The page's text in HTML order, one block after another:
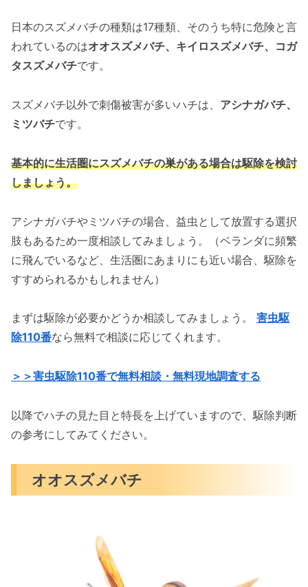
日本のスズメバチの種類は17種類、そのうち特に危険と言
われているのはオオスズメバチ、キイロスズメバチ、コガ
タスズメバチです。
スズメバチ以外で刺傷被害が多いハチは、 アシナガバチ、
ミツバチです。
基本的に生活圏にスズメバチの巣がある場合は駆除を検討
しましょう。
アシナガバチやミツバチの場合、益虫として放置する選択
肢もあるため一度相談してみましょう。（ベランダに頻繁
に飛んでいるなど、生活圏にあまりにも近い場合、駆除を
すすめられるかもしれません）
まずは駆除が必要かどうか相談してみましょう。 害虫駆
除110番なら無料で相談に応じてくれます。
＞＞害虫駆除110番で無料相談・無料現地調査する
以降でハチの見た目と特長を上げていますので、駆除判断
の参考にしてみてください。
オオスズメバチ